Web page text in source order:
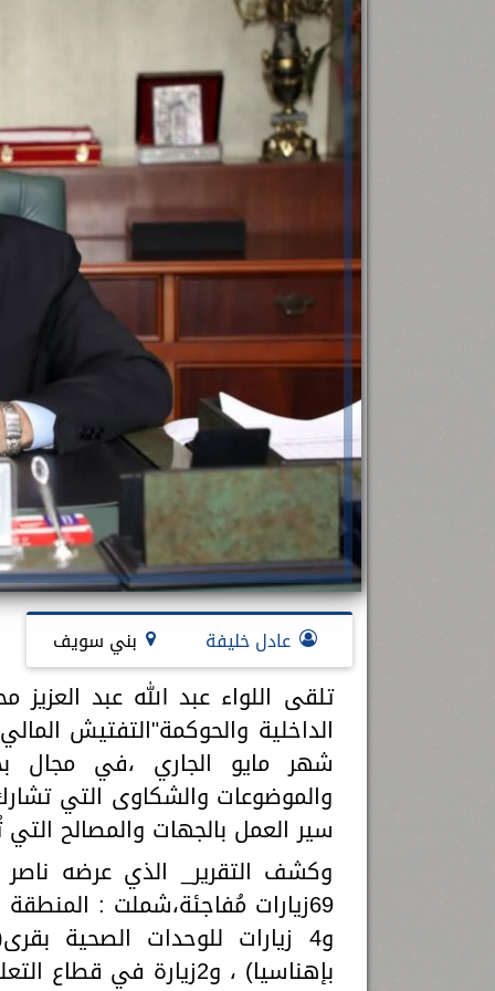
عادل خليفة بني سويف
تلقى اللواء عبد الله عبد
الداخلية والحوكمة"التفتيش
شهر مايو الجاري ،في مجال
والموضوعات والشكاوى التي
سير العمل بالجهات والمصالح
وكشف التقرير_ الذي عرضه ناصر
69زيارات مُفاجئة،شملت :
و4 زيارات للوحدات الصحية
بإهناسيا) ، و2زيارة في